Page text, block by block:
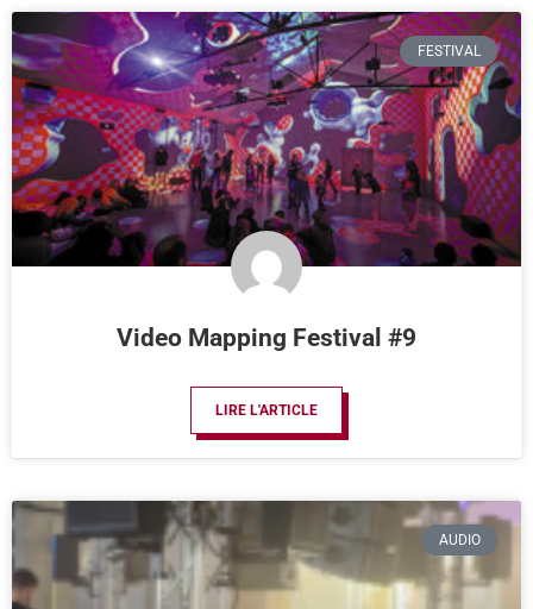
FESTIVAL
Video Mapping Festival #9
LIRE L'ARTICLE
AUDIO